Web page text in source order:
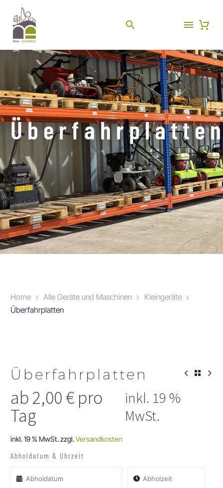
Home Alle Geräte und Maschinen
Kleingeräte
Überfahrplatten
Überfahrplatten
ab 2,00 € pro
Tag
inkl. 19 %
MwSt.
inkl. 19 % MwSt.zzgl.Versandkosten
Abholdatum & Uhrzeit